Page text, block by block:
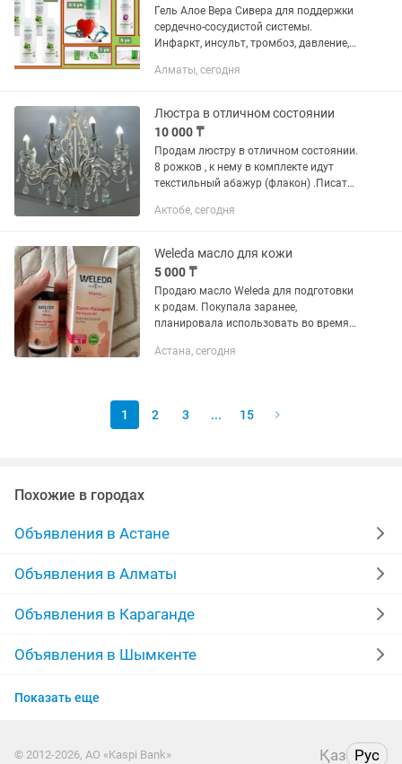
Гель Алое Вера Сивера для поддержки
сердечно-сосудистой системы.
Инфаркт, инсульт, тромбоз, давление,
питьевой гель Алое Вера СИВЕРА!
Алматы, сегодня
Люстра в отличном состоянии
10 000 ₸
Продам люстру в отличном состоянии.
8 рожков , к нему в комплекте идут
текстильный абажур (флакон) .Писать
Актобе, сегодня
Weleda масло для кожи
5 000 ₸
Продаю масло Weleda для подготовки
к родам. Покупала заранее,
планировала использовать во время
Флакон был вскрыт, однако масло не
Астана, сегодня
1 2 3 ... 15
Похожие в городах
Объявления в Астане
Объявления в Алматы
Объявления в Караганде
Объявления в Шымкенте
Объявления в Усть-Каменогорске
Показать еще
© 2012-2026, АО «Kaspi Bank» Қаз Рус